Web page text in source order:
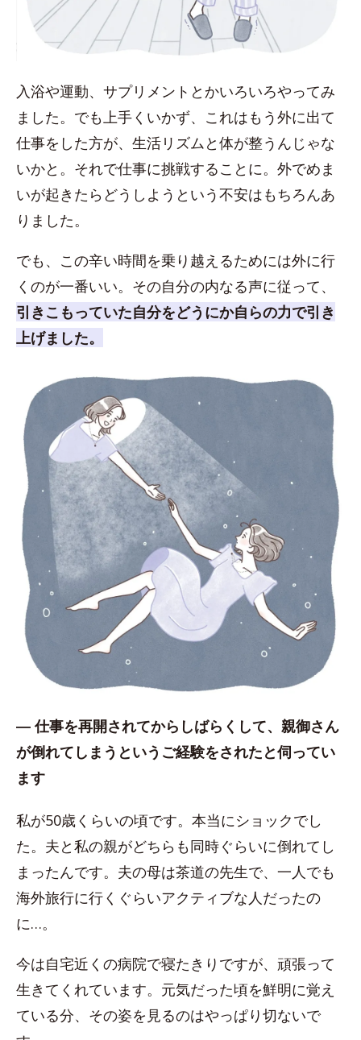
入浴や運動、サプリメントとかいろいろやってみ
ました。でも上手くいかず、これはもう外に出て
仕事をした方が、生活リズムと体が整うんじゃな
いかと。それで仕事に挑戦することに。外でめま
いが起きたらどうしようという不安はもちろんあ
りました。
でも、この辛い時間を乗り越えるためには外に行
くのが一番いい。その自分の内なる声に従って、
引きこもっていた自分をどうにか自らの力で引き
上げました。
― 仕事を再開されてからしばらくして、親御さん
が倒れてしまうというご経験をされたと伺ってい
ます
私が50歳くらいの頃です。本当にショックでし
た。夫と私の親がどちらも同時ぐらいに倒れてし
まったんです。夫の母は茶道の先生で、一人でも
海外旅行に行くぐらいアクティブな人だったの
に…。
今は自宅近くの病院で寝たきりですが、頑張って
生きてくれています。元気だった頃を鮮明に覚え
ている分、その姿を見るのはやっぱり切ないで